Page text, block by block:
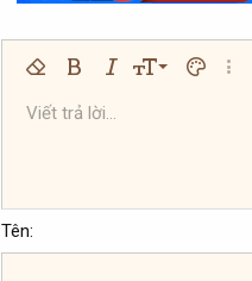
Xóa định dạng
Bold In nghiêngKích thước
9
10
18
22
Màu chữ
Phông chữArial
Tahoma
Gạch ngang
Gạch chân
Insert horizontal line
SpoilerMã
Viết trả lời...
Tên